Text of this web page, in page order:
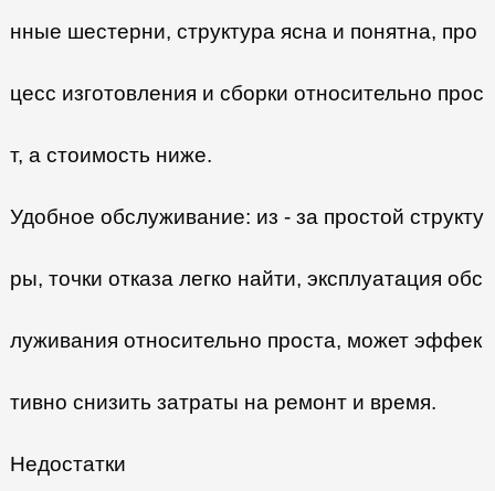
нные шестерни, структура ясна и понятна, про
цесс изготовления и сборки относительно прос
т, а стоимость ниже.
Удобное обслуживание: из - за простой структу
ры, точки отказа легко найти, эксплуатация обс
луживания относительно проста, может эффек
тивно снизить затраты на ремонт и время.
Недостатки